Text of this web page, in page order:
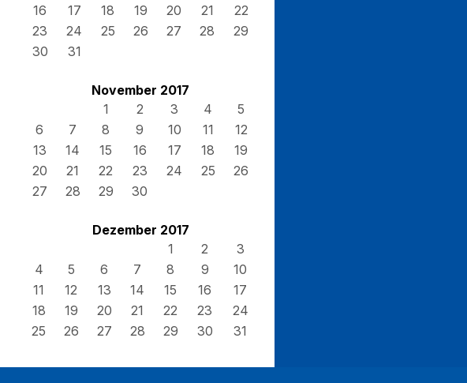
16
17 18 19 20 21
22
23
24 25 26 27 28
29
30
31
November 2017
1
2 3 4
5
6
7 8 9 10 11
12
13
14 15 16 17 18
19
20
21 22 23 24 25
26
27
28 29 30
Dezember 2017
1
2
3
4
5 6 7 8 9
10
11
12 13 14 15 16
17
18
19 20 21 22 23
24
25
26 27 28 29 30 31